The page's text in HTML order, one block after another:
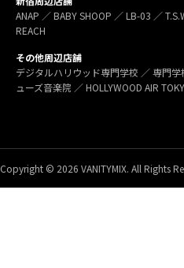
ANAP ／ BABY SHOOP ／ LB-03 ／
REACH
その他周辺店舗
デジタルハリウッド専門学校 ／ 専門
ューズ音楽院 ／ HOLLYWOOD AIR
Copyright © 2026 VANITYMIX. All Rights